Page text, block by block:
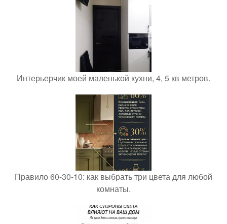
Интерьерчик моей маленькой кухни, 4, 5 кв метров.
Правило 60-30-10: как выбрать три цвета для любой
комнаты.